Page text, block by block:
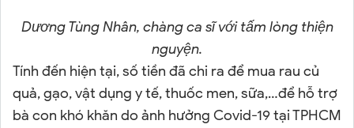
Dương Tùng Nhân, chàng ca sĩ với tấm lòng thiện
nguyện.
Tính đến hiện tại, số tiền đã chi ra để mua rau củ
quả, gạo, vật dụng y tế, thuốc men, sữa,…để hỗ trợ
bà con khó khăn do ảnh hưởng Covid-19 tại TPHCM